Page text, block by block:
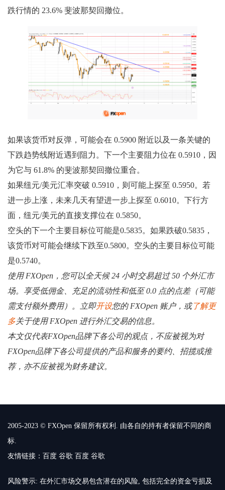
跌行情的 23.6% 斐波那契回撤位。
如果该货币对反弹，可能会在 0.5900 附近以及一条关键的
下跌趋势线附近遇到阻力。下一个主要阻力位在 0.5910，因
为它与 61.8% 的斐波那契回撤位重合。
如果纽元/美元汇率突破 0.5910，则可能上探至 0.5950。若
进一步上涨，未来几天有望进一步上探至 0.6010。下行方
面，纽元/美元的直接支撑位在 0.5850。
空头的下一个主要目标位可能是0.5835。如果跌破0.5835，
该货币对可能会继续下跌至0.5800。空头的主要目标位可能
是0.5740。
使用 FXOpen，您可以全天候 24 小时交易超过 50 个外汇市
场。享受低佣金、充足的流动性和低至 0.0 点的点差（可能
需支付额外费用）。立即开设您的 FXOpen 账户，或了解更
多关于使用 FXOpen 进行外汇交易的信息。
本文仅代表FXOpen品牌下各公司的观点，不应被视为对
FXOpen品牌下各公司提供的产品和服务的要约、招揽或推
荐，亦不应被视为财务建议。
2005-2023 © FXOpen 保留所有权利. 由各自的持有者保留不同的商
标.
友情链接： 百度 谷歌 百度 谷歌
风险警示: 在外汇市场交易包含潜在的风险, 包括完全的资金亏损及